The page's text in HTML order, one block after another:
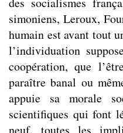
simoniens, Leroux,
humain est avant tout
l’individuation
coopération, que
paraître banal ou
appuie sa morale
scientifiques qui font